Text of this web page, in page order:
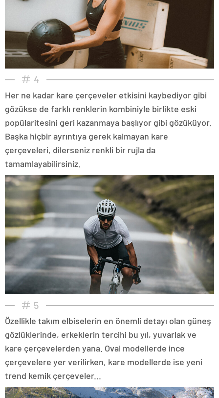
4
Her ne kadar kare çerçeveler etkisini kaybediyor gibi
gözükse de farklı renklerin kombiniyle birlikte eski
popülaritesini geri kazanmaya başlıyor gibi gözüküyor.
Başka hiçbir ayrıntıya gerek kalmayan kare
çerçeveleri, dilerseniz renkli bir rujla da
tamamlayabilirsiniz.
5
Özellikle takım elbiselerin en önemli detayı olan güneş
gözlüklerinde, erkeklerin tercihi bu yıl, yuvarlak ve
kare çerçevelerden yana. Oval modellerde ince
çerçevelere yer verilirken, kare modellerde ise yeni
trend kemik çerçeveler...